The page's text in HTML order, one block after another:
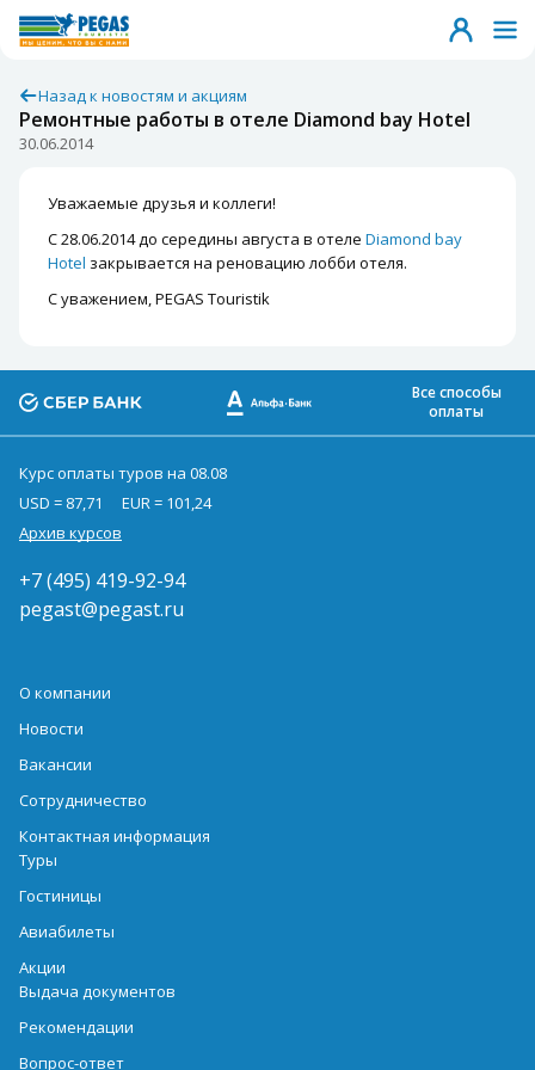
Назад к новостям и акциям
Ремонтные работы в отеле Diamond bay Hotel
30.06.2014
Уважаемые друзья и коллеги!
С 28.06.2014 до середины августа в отеле Diamond bay
Hotel закрывается на реновацию лобби отеля.
С уважением, PEGAS Touristik
Все способы
оплаты
Курс оплаты туров на 08.08
USD = 87,71
EUR = 101,24
Архив курсов
+7 (495) 419-92-94
pegast@pegast.ru
О компании
Новости
Вакансии
Сотрудничество
Контактная информация
Туры
Гостиницы
Авиабилеты
Акции
Выдача документов
Рекомендации
Вопрос-ответ